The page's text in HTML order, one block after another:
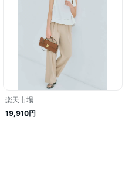
楽天市場
19,910円